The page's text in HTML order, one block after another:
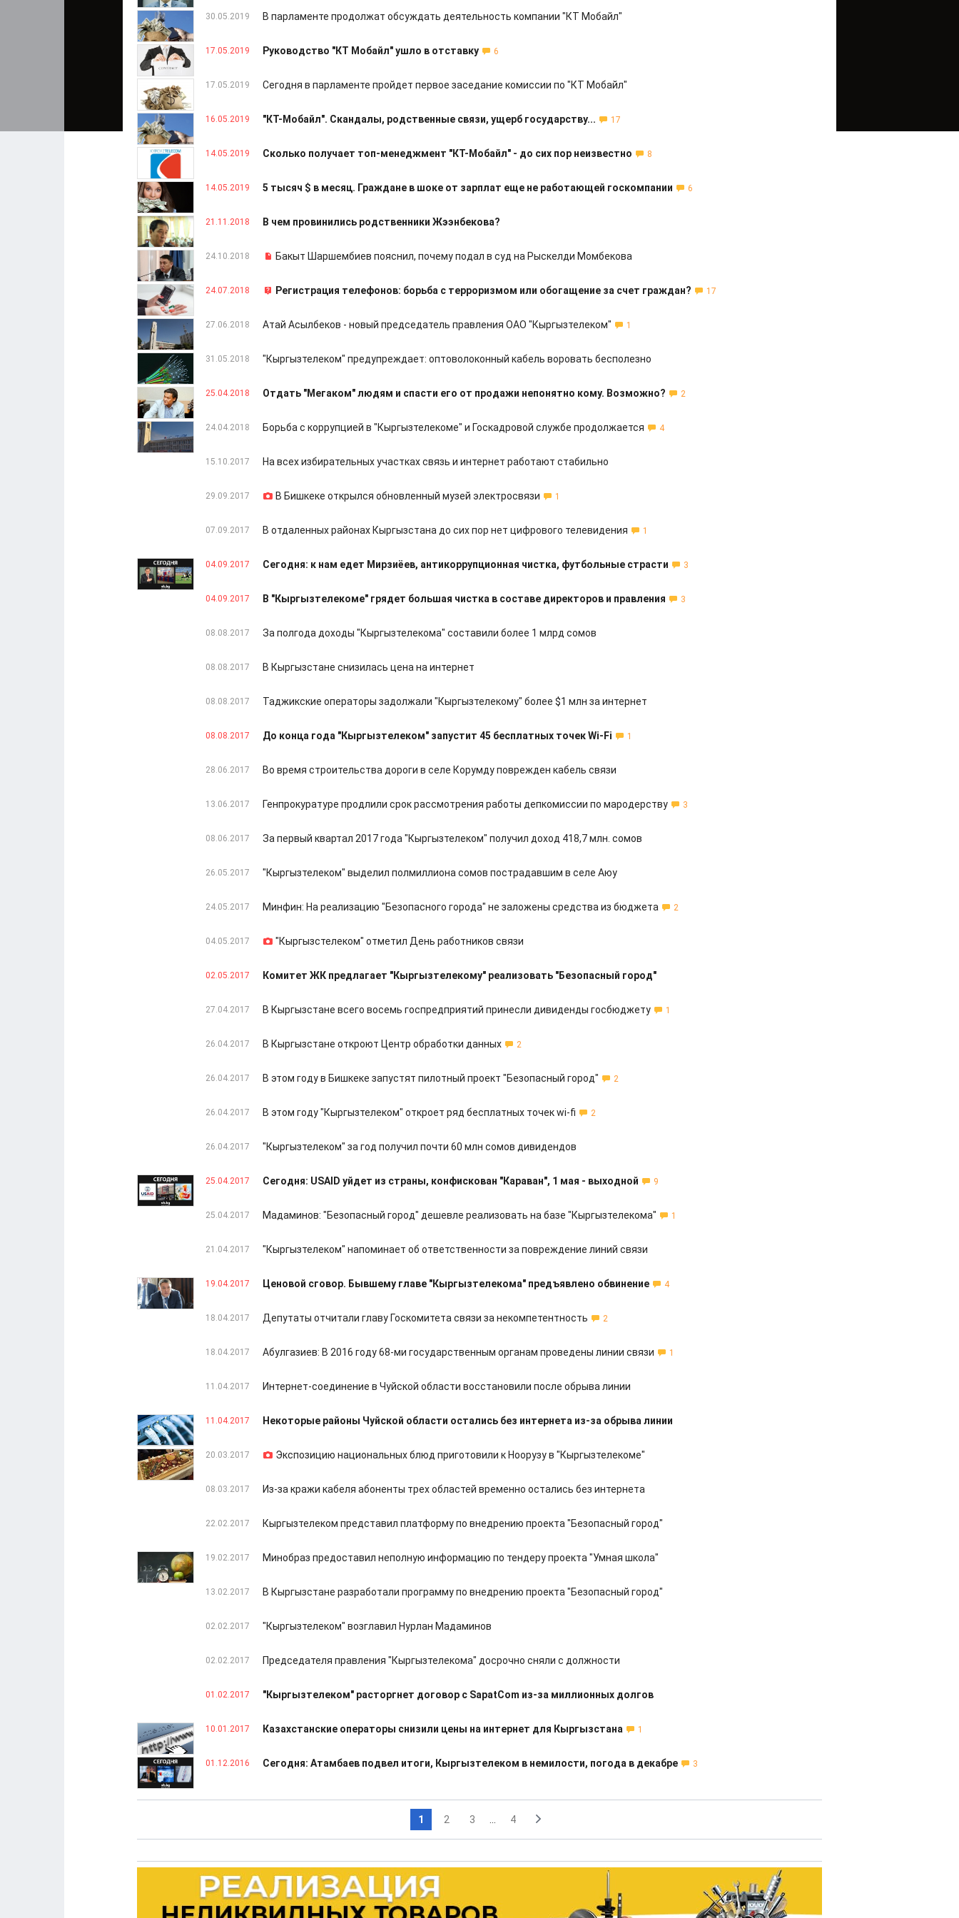
30.05.2019 В парламенте продолжат обсуждать деятельность компании "КТ Мобайл"
17.05.2019 Руководство "КТ Мобайл" ушло в отставку 6
17.05.2019 Сегодня в парламенте пройдет первое заседание комиссии по "КТ Мобайл"
16.05.2019 "КТ-Мобайл". Скандалы, родственные связи, ущерб государству... 17
14.05.2019 Сколько получает топ-менеджмент "КТ-Мобайл" - до сих пор неизвестно 8
14.05.2019 5 тысяч $ в месяц. Граждане в шоке от зарплат еще не работающей госкомпании 6
21.11.2018 В чем провинились родственники Жээнбекова?
24.10.2018 Бакыт Шаршембиев пояснил, почему подал в суд на Рыскелди Момбекова
24.07.2018 Регистрация телефонов: борьба с терроризмом или обогащение за счет граждан? 17
27.06.2018 Атай Асылбеков - новый председатель правления ОАО "Кыргызтелеком" 1
31.05.2018 "Кыргызтелеком" предупреждает: оптоволоконный кабель воровать бесполезно
25.04.2018 Отдать "Мегаком" людям и спасти его от продажи непонятно кому. Возможно? 2
24.04.2018 Борьба с коррупцией в "Кыргызтелекоме" и Госкадровой службе продолжается 4
15.10.2017 На всех избирательных участках связь и интернет работают стабильно
29.09.2017 В Бишкеке открылся обновленный музей электросвязи 1
07.09.2017 В отдаленных районах Кыргызстана до сих пор нет цифрового телевидения 1
04.09.2017 Сегодня: к нам едет Мирзиёев, антикоррупционная чистка, футбольные страсти 3
04.09.2017 В "Кыргызтелекоме" грядет большая чистка в составе директоров и правления 3
08.08.2017 За полгода доходы "Кыргызтелекома" составили более 1 млрд сомов
08.08.2017 В Кыргызстане снизилась цена на интернет
08.08.2017 Таджикские операторы задолжали "Кыргызтелекому" более $1 млн за интернет
08.08.2017 До конца года "Кыргызтелеком" запустит 45 бесплатных точек Wi-Fi 1
28.06.2017 Во время строительства дороги в селе Корумду поврежден кабель связи
13.06.2017 Генпрокуратуре продлили срок рассмотрения работы депкомиссии по мародерству 3
08.06.2017 За первый квартал 2017 года "Кыргызтелеком" получил доход 418,7 млн. сомов
26.05.2017 "Кыргызтелеком" выделил полмиллиона сомов пострадавшим в селе Аюу
24.05.2017 Минфин: На реализацию "Безопасного города" не заложены средства из бюджета 2
04.05.2017 "Кыргызстелеком" отметил День работников связи
02.05.2017 Комитет ЖК предлагает "Кыргызтелекому" реализовать "Безопасный город"
27.04.2017 В Кыргызстане всего восемь госпредприятий принесли дивиденды госбюджету 1
26.04.2017 В Кыргызстане откроют Центр обработки данных 2
26.04.2017 В этом году в Бишкеке запустят пилотный проект "Безопасный город" 2
26.04.2017 В этом году "Кыргызтелеком" откроет ряд бесплатных точек wi-fi 2
26.04.2017 "Кыргызтелеком" за год получил почти 60 млн сомов дивидендов
25.04.2017 Сегодня: USAID уйдет из страны, конфискован "Караван", 1 мая - выходной 9
25.04.2017 Мадаминов: "Безопасный город" дешевле реализовать на базе "Кыргызтелекома" 1
21.04.2017 "Кыргызтелеком" напоминает об ответственности за повреждение линий связи
19.04.2017 Ценовой сговор. Бывшему главе "Кыргызтелекома" предъявлено обвинение 4
18.04.2017 Депутаты отчитали главу Госкомитета связи за некомпетентность 2
18.04.2017 Абулгазиев: В 2016 году 68-ми государственным органам проведены линии связи 1
11.04.2017 Интернет-соединение в Чуйской области восстановили после обрыва линии
11.04.2017 Некоторые районы Чуйской области остались без интернета из-за обрыва линии
20.03.2017 Экспозицию национальных блюд приготовили к Ноорузу в "Кыргызтелекоме"
08.03.2017 Из-за кражи кабеля абоненты трех областей временно остались без интернета
22.02.2017 Кыргызтелеком представил платформу по внедрению проекта "Безопасный город"
19.02.2017 Минобраз предоставил неполную информацию по тендеру проекта "Умная школа"
13.02.2017 В Кыргызстане разработали программу по внедрению проекта "Безопасный город"
02.02.2017 "Кыргызтелеком" возглавил Нурлан Мадаминов
02.02.2017 Председателя правления "Кыргызтелекома" досрочно сняли с должности
01.02.2017 "Кыргызтелеком" расторгнет договор с SapatCom из-за миллионных долгов
10.01.2017 Казахстанские операторы снизили цены на интернет для Кыргызстана 1
01.12.2016 Сегодня: Атамбаев подвел итоги, Кыргызтелеком в немилости, погода в декабре 3
1 2 3 4